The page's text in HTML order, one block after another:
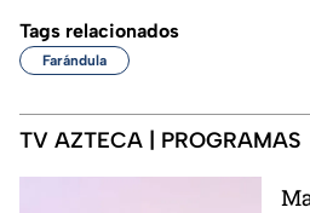
Tags relacionados
Farándula
TV AZTECA | PROGRAMAS